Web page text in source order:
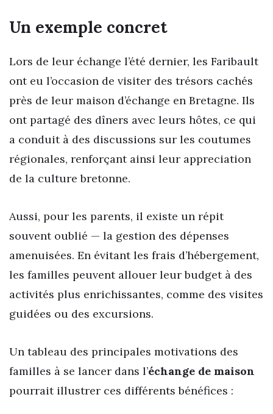
Un exemple concret
Lors de leur échange l’été dernier, les Faribault
ont eu l’occasion de visiter des trésors cachés
près de leur maison d’échange en Bretagne. Ils
ont partagé des dîners avec leurs hôtes, ce qui
a conduit à des discussions sur les coutumes
régionales, renforçant ainsi leur appreciation
de la culture bretonne.
Aussi, pour les parents, il existe un répit
souvent oublié — la gestion des dépenses
amenuisées. En évitant les frais d’hébergement,
les familles peuvent allouer leur budget à des
activités plus enrichissantes, comme des visites
guidées ou des excursions.
Un tableau des principales motivations des
familles à se lancer dans l’échange de maison
pourrait illustrer ces différents bénéfices :